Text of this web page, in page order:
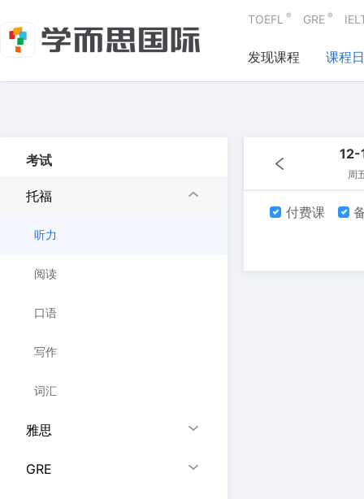
TOEFL ® GRE ®
发现课程 课程
考试
托福
听力
阅读
口语
写作
词汇
雅思
GRE
12-
周
付费课